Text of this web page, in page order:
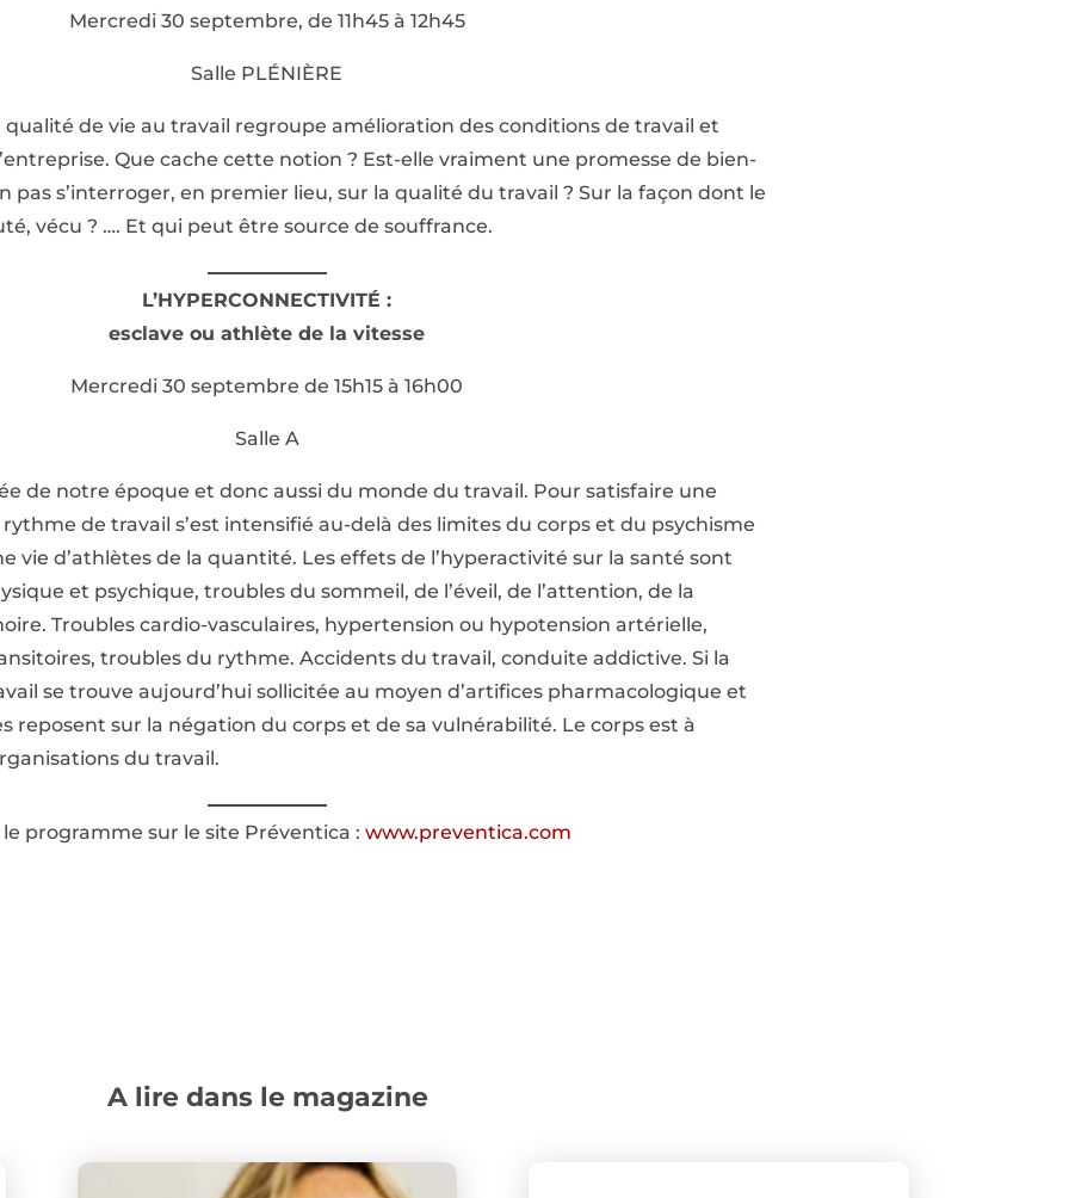
Mercredi 30 septembre, de 11h45 à 12h45
Salle PLÉNIÈRE
de vie au travail regroupe amélioration des conditions de travail et
Que cache cette notion ? Est-elle vraiment une promesse de bien-
pas s’interroger, en premier lieu, sur la qualité du travail ? Sur la façon dont le
vécu ? …. Et qui peut être source de souffrance.
L’HYPERCONNECTIVITÉ :
esclave ou athlète de la vitesse
Mercredi 30 septembre de 15h15 à 16h00
Salle A
de notre époque et donc aussi du monde du travail. Pour satisfaire une
de travail s’est intensifié au-delà des limites du corps et du psychisme
vie d’athlètes de la quantité. Les effets de l’hyperactivité sur la santé sont
et psychique, troubles du sommeil, de l’éveil, de l’attention, de la
Troubles cardio-vasculaires, hypertension ou hypotension artérielle,
troubles du rythme. Accidents du travail, conduite addictive. Si la
se trouve aujourd’hui sollicitée au moyen d’artifices pharmacologique et
reposent sur la négation du corps et de sa vulnérabilité. Le corps est à
du travail.
le programme sur le site Préventica :www.preventica.com
A lire dans le magazine